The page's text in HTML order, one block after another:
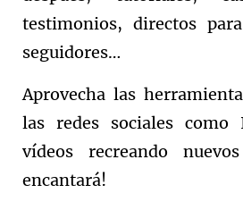
testimonios, directos
seguidores…
Aprovecha las
las redes sociales como
vídeos recreando
encantará!